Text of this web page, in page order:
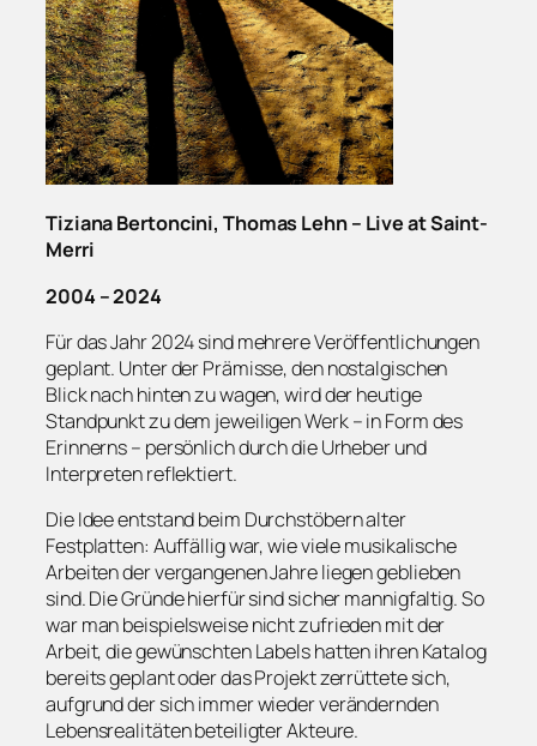
Tiziana Bertoncini, Thomas Lehn – Live at Saint-
Merri
2004 – 2024
Für das Jahr 2024 sind mehrere Veröffentlichungen
geplant. Unter der Prämisse, den nostalgischen
Blick nach hinten zu wagen, wird der heutige
Standpunkt zu dem jeweiligen Werk – in Form des
Erinnerns – persönlich durch die Urheber und
Interpreten reflektiert.
Die Idee entstand beim Durchstöbern alter
Festplatten: Auffällig war, wie viele musikalische
Arbeiten der vergangenen Jahre liegen geblieben
sind. Die Gründe hierfür sind sicher mannigfaltig. So
war man beispielsweise nicht zufrieden mit der
Arbeit, die gewünschten Labels hatten ihren Katalog
bereits geplant oder das Projekt zerrüttete sich,
aufgrund der sich immer wieder verändernden
Lebensrealitäten beteiligter Akteure.